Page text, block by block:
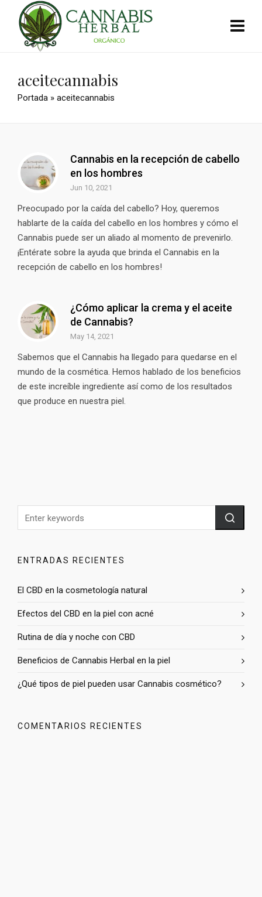
aceitecannabis
Portada » aceitecannabis
Cannabis en la recepción de cabello
en los hombres
Jun 10, 2021
Preocupado por la caída del cabello? Hoy, queremos
hablarte de la caída del cabello en los hombres y cómo el
Cannabis puede ser un aliado al momento de prevenirlo.
¡Entérate sobre la ayuda que brinda el Cannabis en la
recepción de cabello en los hombres!
¿Cómo aplicar la crema y el aceite
de Cannabis?
May 14, 2021
Sabemos que el Cannabis ha llegado para quedarse en el
mundo de la cosmética. Hemos hablado de los beneficios
de este increíble ingrediente así como de los resultados
que produce en nuestra piel.
ENTRADAS RECIENTES
El CBD en la cosmetología natural
Efectos del CBD en la piel con acné
Rutina de día y noche con CBD
Beneficios de Cannabis Herbal en la piel
¿Qué tipos de piel pueden usar Cannabis cosmético?
COMENTARIOS RECIENTES